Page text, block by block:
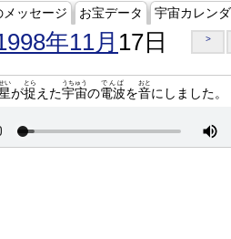
ッセージ お宝データ 宇宙カレン
年11月 17日 >
い
が捉
とら
えた宇宙
うちゅう
の電波
でんぱ
を音
おと
にしました。